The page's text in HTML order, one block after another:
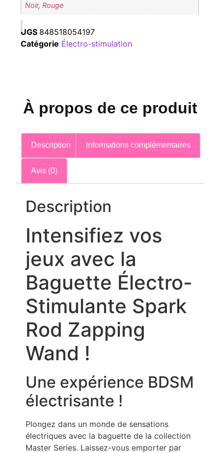
Noir, Rouge
UGS 848518054197
Catégorie Électro-stimulation
À propos de ce produit
Description Informations complémentaires
Avis (0)
Description
Intensifiez vos
jeux avec la
Baguette Électro-
Stimulante Spark
Rod Zapping
Wand !
Une expérience BDSM
électrisante !
Plongez dans un monde de sensations
électriques avec la baguette de la collection
Master Series. Laissez-vous emporter par